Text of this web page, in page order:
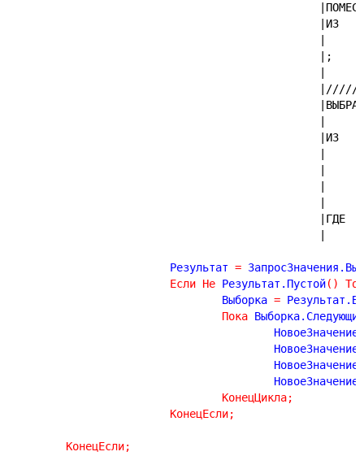
|ИЗ
|;
|ИЗ
|ГДЕ
			Результат
=
Если Не Результат.Пустой( )
				Выборка
=
Пока
КонецЦикла;
КонецЕсли;
КонецЕсли;